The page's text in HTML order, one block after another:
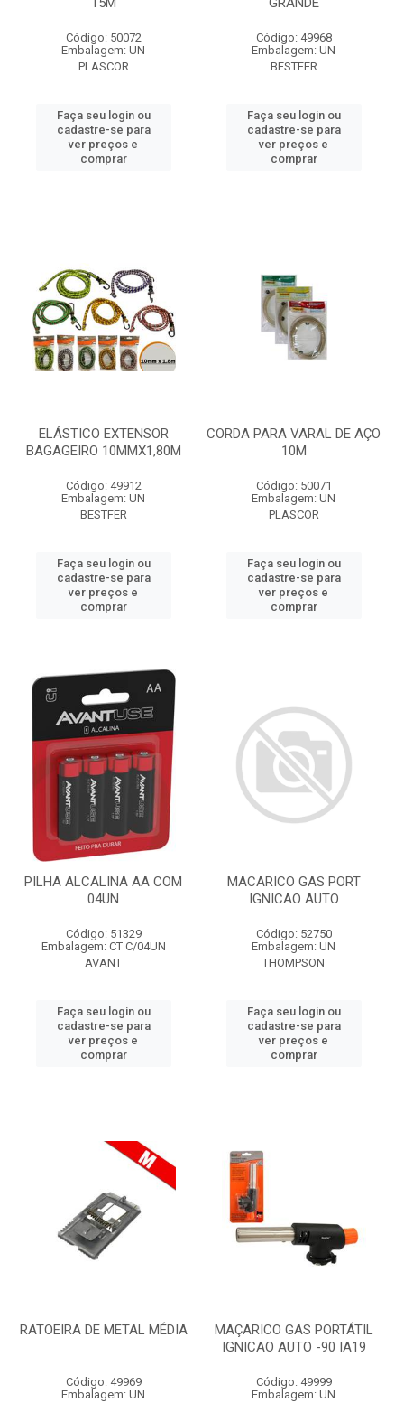
Código: 50072
Embalagem: UN
PLASCOR
Faça seu login ou
cadastre-se para
ver preços e
comprar
Código: 49968
Embalagem: UN
BESTFER
Faça seu login ou
cadastre-se para
ver preços e
comprar
ELÁSTICO EXTENSOR
BAGAGEIRO 10MMX1,80M
Código: 49912
Embalagem: UN
BESTFER
Faça seu login ou
cadastre-se para
ver preços e
comprar
CORDA PARA VARAL DE AÇO
10M
Código: 50071
Embalagem: UN
PLASCOR
Faça seu login ou
cadastre-se para
ver preços e
comprar
PILHA ALCALINA AA COM
04UN
Código: 51329
Embalagem: CT C/04UN
AVANT
Faça seu login ou
cadastre-se para
ver preços e
comprar
MACARICO GAS PORT
IGNICAO AUTO
Código: 52750
Embalagem: UN
THOMPSON
Faça seu login ou
cadastre-se para
ver preços e
comprar
RATOEIRA DE METAL MÉDIA
Código: 49969
Embalagem: UN
MAÇARICO GAS PORTÁTIL
IGNICAO AUTO -90 IA19
Código: 49999
Embalagem: UN